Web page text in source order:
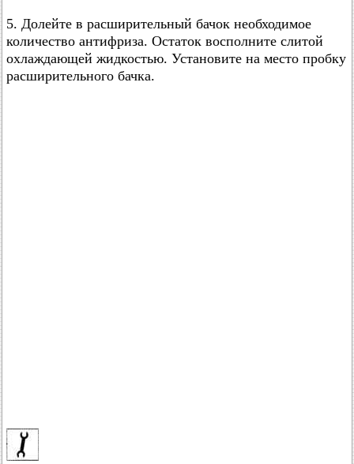
5. Долейте в расширительный бачок необходимое
количество антифриза. Остаток восполните слитой
охлаждающей жидкостью. Установите на место пробку
расширительного бачка.